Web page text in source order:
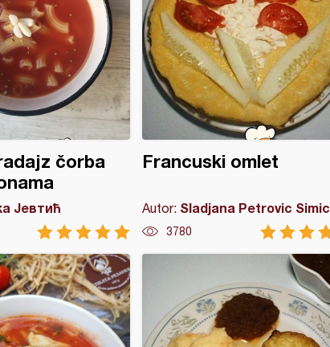
čorba
Јевтић
Francuski omlet
Autor: Sladjana Petrovic Simic
3780